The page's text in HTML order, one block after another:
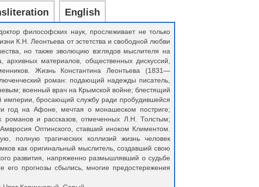
English
философских наук, прослеживает не только
К.Н. Леонтьева от эстетства и свободной любви
но также эволюцию взглядов мыслителя на
архивных материалов, общественных дискуссий,
Жизнь Константина Леонтьева (1831—
роман: подающий надежды писатель,
военный врач на Крымской войне; блестящий
империи, бросающий службу ради пробудившейся
год на Афоне, мечтая о монашеском постриге;
романов и рассказов, отмеченных Л.Н. Толстым;
Оптинского, ставший иноком Климентом.
полную трагических коллизий жизнь человек
как оригинальный мыслитель, создавший свою
развития, напряженно размышлявший о судьбе
его прогнозы сбылись, многие предостережения